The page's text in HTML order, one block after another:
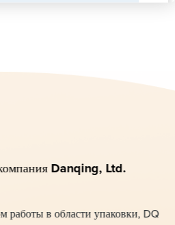
Danqing, Ltd.
работы в области упаковки, DQ